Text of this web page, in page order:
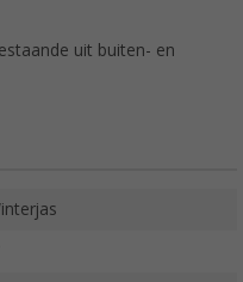
uit buiten- en